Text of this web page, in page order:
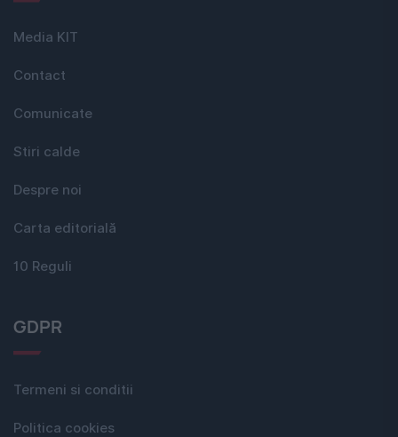
Media KIT
Contact
Comunicate
Stiri calde
Despre noi
Carta editorială
10 Reguli
GDPR
Termeni si conditii
Politica cookies